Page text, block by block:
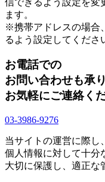
ます。
※携帯アドレスの場合
るよう設定してくださ
お電話での
お問い合わせも承り
お気軽にご連絡くだ
03-3986-9276
当サイトの運営に際し
個人情報に対して十分
大切に保護し、適正な